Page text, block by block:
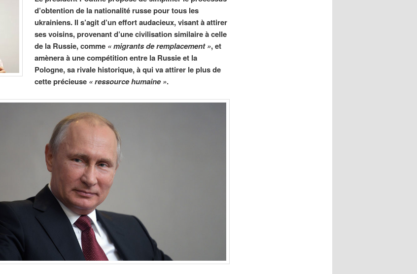
d’obtention de la nationalité russe pour tous les
ukrainiens. Il s’agit d’un effort audacieux, visant à attirer
ses voisins, provenant d’une civilisation similaire à celle
de la Russie, comme «migrants de remplacement », et
amènera à une compétition entre la Russie et la
Pologne, sa rivale historique, à qui va attirer le plus de
cette précieuse «ressource humaine ».